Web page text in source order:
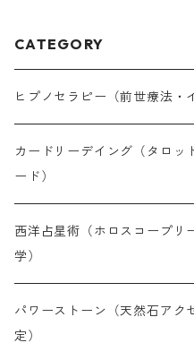
CATEGORY
ヒプノセラピー（前世療法・
対面セラピー（完全予約制）
オンラインセラピー（完全予
カードリーデイング（タロッ
ード）
LINE鑑定（30分単位・予約制
オンライン通話鑑定（30分
メール鑑定（PDF納品10〜14
西洋占星術（ホロスコープリ
学）
LINE鑑定（30分単位・予約制
パワーストーン（天然石アク
定）